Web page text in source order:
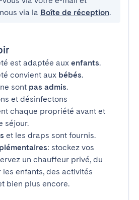
via la Boîte de réception.
est adaptée aux enfants.
convient aux bébés.
sont pas admis.
et désinfectons
chaque propriété avant et
séjour.
et les draps sont fournis.
: stockez vos
un chauffeur privé, du
les enfants, des activités
bien plus encore.